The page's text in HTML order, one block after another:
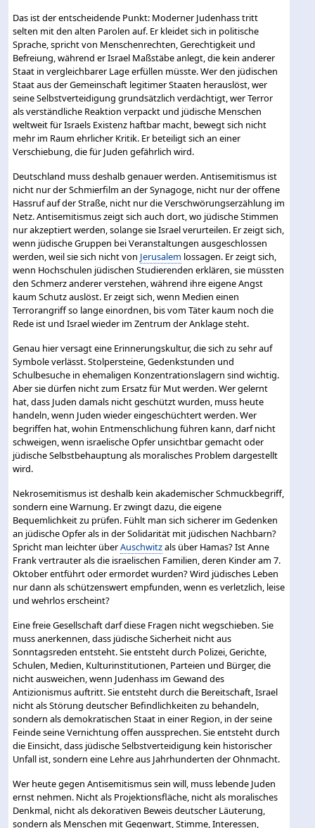
Das ist der entscheidende Punkt: Moderner Judenhass tritt
selten mit den alten Parolen auf. Er kleidet sich in politische
Sprache, spricht von Menschenrechten, Gerechtigkeit und
Befreiung, während er Israel Maßstäbe anlegt, die kein anderer
Staat in vergleichbarer Lage erfüllen müsste. Wer den jüdischen
Staat aus der Gemeinschaft legitimer Staaten herauslöst, wer
seine Selbstverteidigung grundsätzlich verdächtigt, wer Terror
als verständliche Reaktion verpackt und jüdische Menschen
weltweit für Israels Existenz haftbar macht, bewegt sich nicht
mehr im Raum ehrlicher Kritik. Er beteiligt sich an einer
Verschiebung, die für Juden gefährlich wird.
Deutschland muss deshalb genauer werden. Antisemitismus ist
nicht nur der Schmierfilm an der Synagoge, nicht nur der offene
Hassruf auf der Straße, nicht nur die Verschwörungserzählung im
Netz. Antisemitismus zeigt sich auch dort, wo jüdische Stimmen
nur akzeptiert werden, solange sie Israel verurteilen. Er zeigt sich,
wenn jüdische Gruppen bei Veranstaltungen ausgeschlossen
werden, weil sie sich nicht von Jerusalem lossagen. Er zeigt sich,
wenn Hochschulen jüdischen Studierenden erklären, sie müssten
den Schmerz anderer verstehen, während ihre eigene Angst
kaum Schutz auslöst. Er zeigt sich, wenn Medien einen
Terrorangriff so lange einordnen, bis vom Täter kaum noch die
Rede ist und Israel wieder im Zentrum der Anklage steht.
Genau hier versagt eine Erinnerungskultur, die sich zu sehr auf
Symbole verlässt. Stolpersteine, Gedenkstunden und
Schulbesuche in ehemaligen Konzentrationslagern sind wichtig.
Aber sie dürfen nicht zum Ersatz für Mut werden. Wer gelernt
hat, dass Juden damals nicht geschützt wurden, muss heute
handeln, wenn Juden wieder eingeschüchtert werden. Wer
begriffen hat, wohin Entmenschlichung führen kann, darf nicht
schweigen, wenn israelische Opfer unsichtbar gemacht oder
jüdische Selbstbehauptung als moralisches Problem dargestellt
wird.
Nekrosemitismus ist deshalb kein akademischer Schmuckbegriff,
sondern eine Warnung. Er zwingt dazu, die eigene
Bequemlichkeit zu prüfen. Fühlt man sich sicherer im Gedenken
an jüdische Opfer als in der Solidarität mit jüdischen Nachbarn?
Spricht man leichter überAuschwitzals über Hamas? Ist Anne
Frank vertrauter als die israelischen Familien, deren Kinder am 7.
Oktober entführt oder ermordet wurden? Wird jüdisches Leben
nur dann als schützenswert empfunden, wenn es verletzlich, leise
und wehrlos erscheint?
Eine freie Gesellschaft darf diese Fragen nicht wegschieben. Sie
muss anerkennen, dass jüdische Sicherheit nicht aus
Sonntagsreden entsteht. Sie entsteht durch Polizei, Gerichte,
Schulen, Medien, Kulturinstitutionen, Parteien und Bürger, die
nicht ausweichen, wenn Judenhass im Gewand des
Antizionismus auftritt. Sie entsteht durch die Bereitschaft, Israel
nicht als Störung deutscher Befindlichkeiten zu behandeln,
sondern als demokratischen Staat in einer Region, in der seine
Feinde seine Vernichtung offen aussprechen. Sie entsteht durch
die Einsicht, dass jüdische Selbstverteidigung kein historischer
Unfall ist, sondern eine Lehre aus Jahrhunderten der Ohnmacht.
Wer heute gegen Antisemitismus sein will, muss lebende Juden
ernst nehmen. Nicht als Projektionsfläche, nicht als moralisches
Denkmal, nicht als dekorativen Beweis deutscher Läuterung,
sondern als Menschen mit Gegenwart, Stimme, Interessen,